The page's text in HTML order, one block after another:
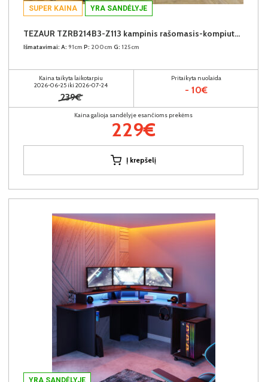
SUPER KAINA YRA SANDĖLYJE
TEZAUR TZRB214B3-Z113 kampinis rašomasis-kompiuterinių žaidimų stalas su LED
Išmatavimai: A: 91cm P: 200cm G: 125cm
Kaina taikyta laikotarpiu
2026-06-25 iki 2026-07-24
239€
Pritaikyta nuolaida
- 10€
Kaina galioja sandėlyje esančioms prekėms
229€
Į krepšelį
YRA SANDĖLYJE